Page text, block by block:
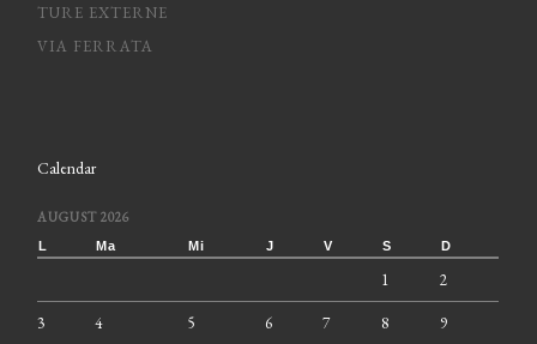
TURE EXTERNE
VIA FERRATA
Calendar
AUGUST 2026
L Ma Mi J V S D
1 2
3 4 5 6 7 8 9